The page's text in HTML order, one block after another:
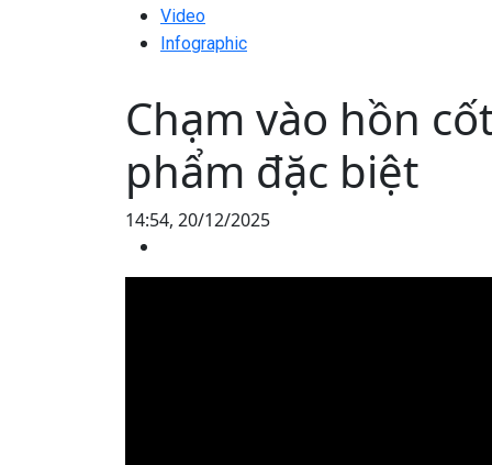
Video
Infographic
Chạm vào hồn
phẩm đặc biệt
14:54, 20/12/2025